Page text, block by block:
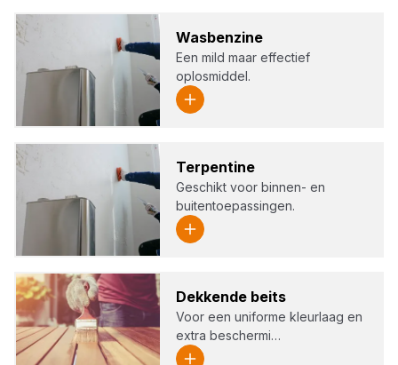
Was­ben­zi­ne
Een mild maar effectief
oplosmiddel.
Ter­pen­ti­ne
Geschikt voor binnen- en
buitentoepassingen.
Dek­ken­de beits
Voor een uniforme kleurlaag en
extra beschermi…